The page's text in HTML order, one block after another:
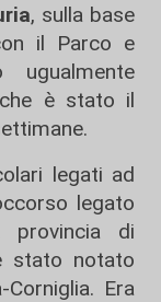
, sulla base
il Parco e
ugualmente
è stato il
legati ad
legato
provincia di
stato notato
Era